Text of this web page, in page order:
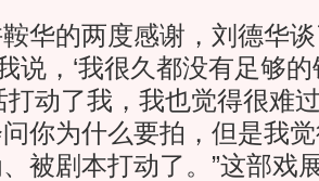
的两度感谢，刘德华谈
说，‘我很久都没有足够
打动了我，我也觉得很难
你为什么要拍，但是我
被剧本打动了。”这部戏